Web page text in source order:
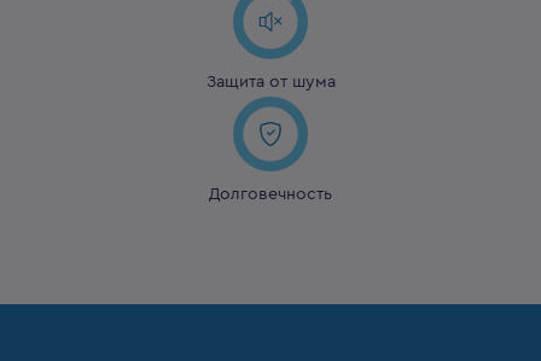
Защита от шума
Долговечность